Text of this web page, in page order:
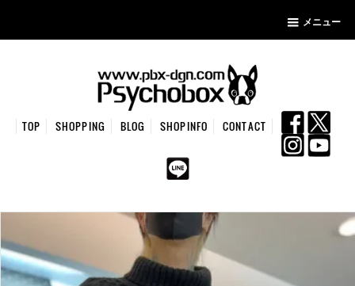
メニュー
TOP SHOPPING BLOG SHOPINFO CONTACT